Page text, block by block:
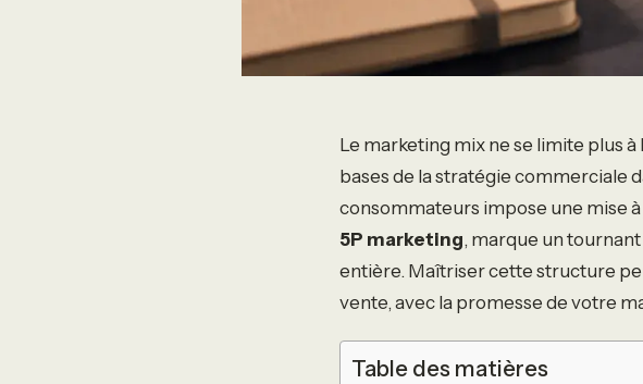
Le marketing mix ne se limite plus
bases de la stratégie commerciale
consommateurs impose une mise
5P marketing, marque un
entière. Maîtriser cette structure
vente, avec la promesse de votre
Table des matières